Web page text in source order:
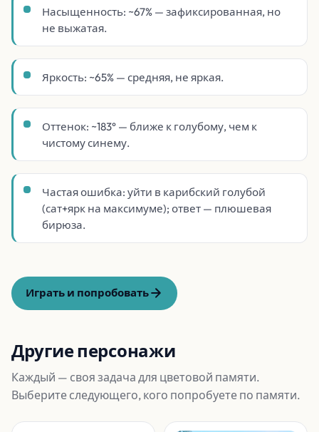
Насыщенность: ~67% — зафиксированная, но
не выжатая.
Яркость: ~65% — средняя, не яркая.
Оттенок: ~183° — ближе к голубому, чем к
чистому синему.
Частая ошибка: уйти в карибский голубой
(сат+ярк на максимуме); ответ — плюшевая
бирюза.
Играть и попробовать
Другие персонажи
Каждый — своя задача для цветовой памяти.
Выберите следующего, кого попробуете по памяти.